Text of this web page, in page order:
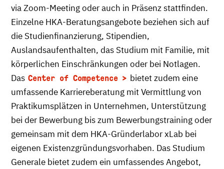
via Zoom-Meeting oder auch in Präsenz stattfinden.
Einzelne HKA-Beratungsangebote beziehen sich auf
die Studienfinanzierung, Stipendien,
Auslandsaufenthalten, das Studium mit Familie, mit
körperlichen Einschränkungen oder bei Notlagen.
Das Center of Competence
bietet zudem eine
umfassende Karriereberatung mit Vermittlung von
Praktikumsplätzen in Unternehmen, Unterstützung
bei der Bewerbung bis zum Bewerbungstraining oder
gemeinsam mit dem HKA-Gründerlabor xLab bei
eigenen Existenzgründungsvorhaben. Das Studium
Generale bietet zudem ein umfassendes Angebot,